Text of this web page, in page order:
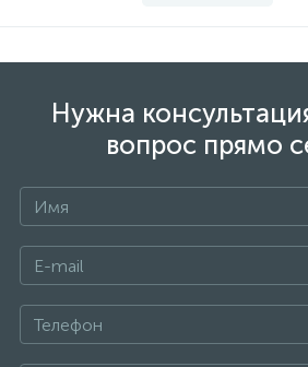
Нужна
вопрос прямо